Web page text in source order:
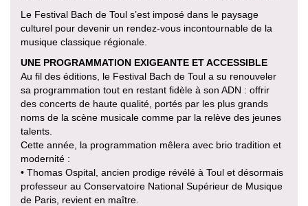
Le Festival Bach de Toul s’est imposé dans le paysage
culturel pour devenir un rendez-vous incontournable de la
musique classique régionale.
UNE PROGRAMMATION EXIGEANTE ET ACCESSIBLE
Au fil des éditions, le Festival Bach de Toul a su renouveler
sa programmation tout en restant fidèle à son ADN : offrir
des concerts de haute qualité, portés par les plus grands
noms de la scène musicale comme par la relève des jeunes
talents.
Cette année, la programmation mêlera avec brio tradition et
modernité :
• Thomas Ospital, ancien prodige révélé à Toul et désormais
professeur au Conservatoire National Supérieur de Musique
de Paris, revient en maître.